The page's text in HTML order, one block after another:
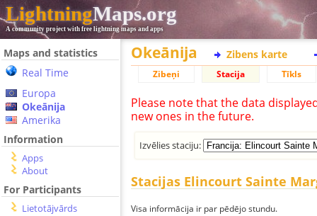
LightningMaps.org
A community project with free lightning maps and apps
Maps and statistics
Real Time
Europa
Okeānija
Amerika
Information
Apps
About
For Participants
Lietotājvārds
Okeānija Zibens karte
Zibeņi Stacija Tīkls
Please note that the data
new ones in the future.
Izvēlies staciju:
Stacijas Elincourt Sainte
Visa informācija ir par pēdējo stundu.